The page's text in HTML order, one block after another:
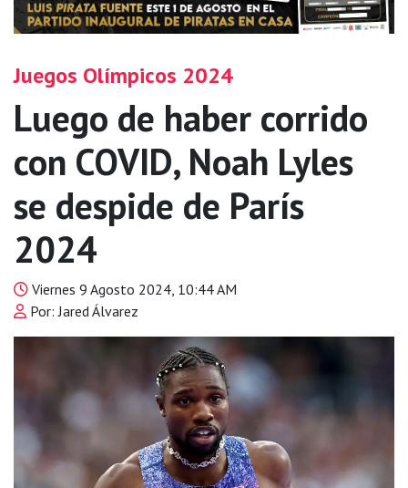
Juegos Olímpicos 2024
Luego de haber corrido
con COVID, Noah Lyles
se despide de París
2024
Viernes 9 Agosto 2024, 10:44 AM
Por: Jared Álvarez